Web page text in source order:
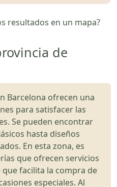
resultados en un mapa?
de
Barcelona ofrecen una
para satisfacer las
Se pueden encontrar
hasta diseños
En esta zona, es
que ofrecen servicios
facilita la compra de
especiales. Al